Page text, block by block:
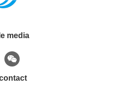
media